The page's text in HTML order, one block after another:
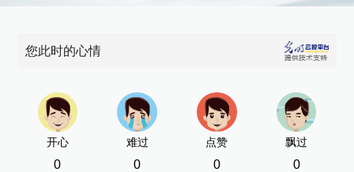
您此时的心情
开心
0
难过
0
点赞
0
飘过
0